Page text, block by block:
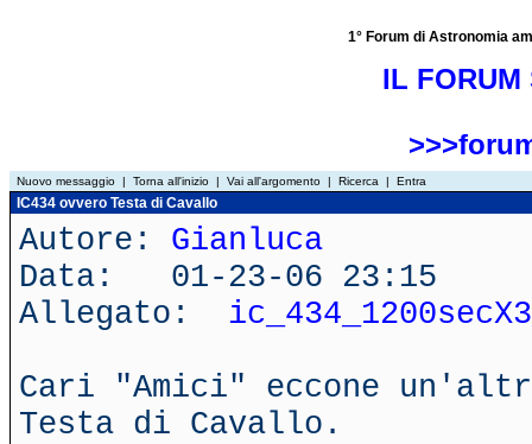
1° Forum di Astronomia
IL FORUM
Nuovo messaggio | Torna all'inizio | Vai all'argomento | Ricerca | Entra
IC434 ovvero Testa di Cavallo
Autore: Gianluca
Data: 01-23-06 23:15
Allegato:
Cari "Amici" eccone
Testa di Cavallo.